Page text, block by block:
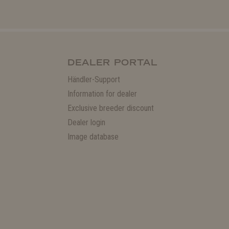
DEALER PORTAL
Händler-Support
Information for dealer
Exclusive breeder discount
Dealer login
Image database